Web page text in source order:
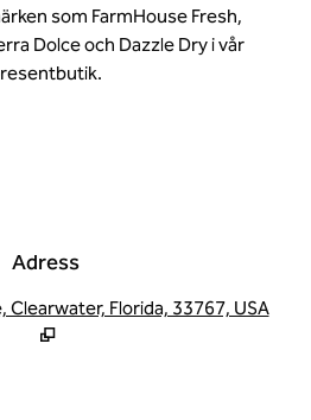
som FarmHouse Fresh,
Dolce och Dazzle Dry i vår
Adress
400 Mandalay Avenue, Clearwater, Florida, 33767, USA,